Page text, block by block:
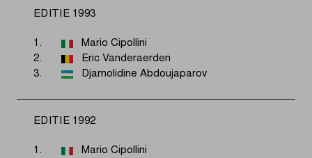
EDITIE 1993
1.
Mario Cipollini
2.
Eric Vanderaerden
3.
Djamolidine Abdoujaparov
EDITIE 1992
1.
Mario Cipollini